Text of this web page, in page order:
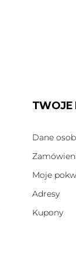
TWOJE
Dane
Moje
Adresy
Kupony